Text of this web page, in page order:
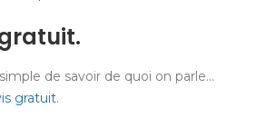
de savoir de quoi on parle…
gratuit.